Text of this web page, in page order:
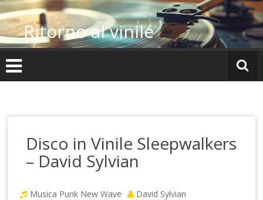
Vai
al
contenutoRitorno al vinile
Disco in Vinile Sleepwalkers
– David Sylvian
Musica Punk New Wave David Sylvian